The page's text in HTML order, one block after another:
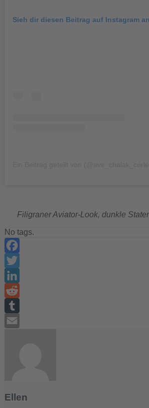
Sieh dir diesen Beitrag auf Instagram an
Filigraner Aviator-Look, dunkle
No tags.
Facebook
Twitter
LinkedIn
Reddit
Tumblr
Ellen